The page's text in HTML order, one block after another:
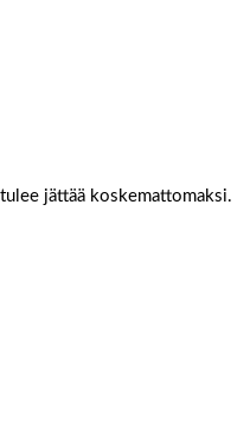
jättää koskemattomaksi.